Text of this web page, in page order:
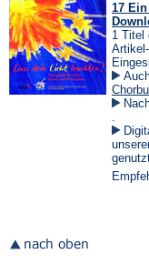
17
1 Titel
in
einem
neuen
Tab)
.